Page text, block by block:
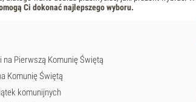
Ci dokonać najlepszego wyboru.
Pierwszą Komunię Świętą
Komunię Świętą
komunijnych